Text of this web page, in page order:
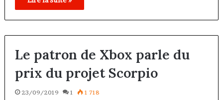
Le patron de Xbox parle du
prix du projet Scorpio
23/09/2019 1 1 718